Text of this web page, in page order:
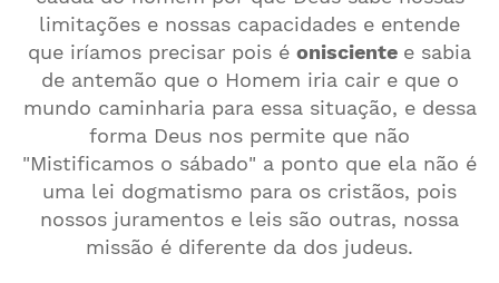
limitações e nossas capacidades e entende
que iríamos precisar pois é onisciente e sabia
de antemão que o Homem iria cair e que o
mundo caminharia para essa situação, e dessa
forma Deus nos permite que não
"Mistificamos o sábado" a ponto que ela não é
uma lei dogmatismo para os cristãos, pois
nossos juramentos e leis são outras, nossa
missão é diferente da dos judeus.